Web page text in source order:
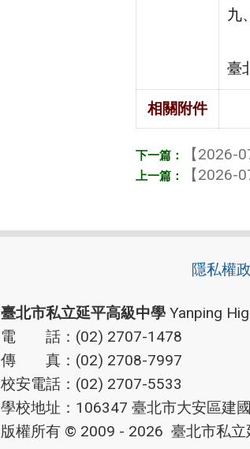
九
臺
相關附件
【2026-
【2026-
隱私權
臺北市私立延平高級中學Yanping
電 話：(02) 2707-1478
傳 真：(02) 2708-7997
校安電話：(02) 2707-5533
學校地址：106347 臺北市大安區建
版權所有 © 2009 - 2026 臺北市私